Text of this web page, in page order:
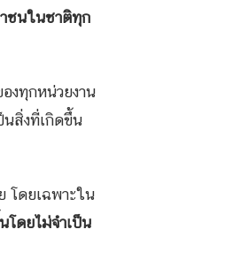
าชนในชาติทุก
งทุกหน่วยงาน
นสิ่งที่เกิดขึ้น
โดยเฉพาะใน
ดยไม่จำเป็น